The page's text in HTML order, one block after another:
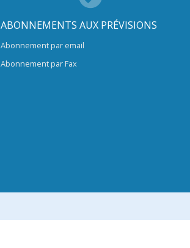
ABONNEMENTS AUX PRÉVISIONS
Abonnement par email
Abonnement par Fax